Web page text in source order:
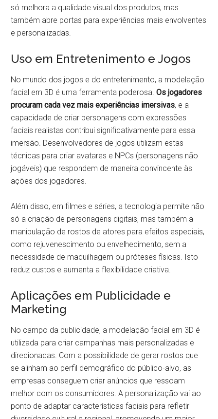
só melhora a qualidade visual dos produtos, mas
também abre portas para experiências mais envolventes
e personalizadas.
Uso em Entretenimento e Jogos
No mundo dos jogos e do entretenimento, a modelação
facial em 3D é uma ferramenta poderosa.Os jogadores
procuram cada vez mais experiências imersivas, e a
capacidade de criar personagens com expressões
faciais realistas contribui significativamente para essa
imersão. Desenvolvedores de jogos utilizam estas
técnicas para criar avatares e NPCs (personagens não
jogáveis) que respondem de maneira convincente às
ações dos jogadores.
Além disso, em filmes e séries, a tecnologia permite não
só a criação de personagens digitais, mas também a
manipulação de rostos de atores para efeitos especiais,
como rejuvenescimento ou envelhecimento, sem a
necessidade de maquilhagem ou próteses físicas. Isto
reduz custos e aumenta a flexibilidade criativa.
Aplicações em Publicidade e
Marketing
No campo da publicidade, a modelação facial em 3D é
utilizada para criar campanhas mais personalizadas e
direcionadas. Com a possibilidade de gerar rostos que
se alinham ao perfil demográfico do público-alvo, as
empresas conseguem criar anúncios que ressoam
melhor com os consumidores. A personalização vai ao
ponto de adaptar características faciais para refletir